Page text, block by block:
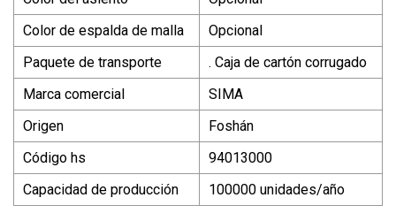
Color de espalda de malla
Opcional
Paquete de transporte
. Caja de cartón corrugado
Marca comercial
SIMA
Origen
Foshán
Código hs
94013000
Capacidad de producción
100000 unidades/año